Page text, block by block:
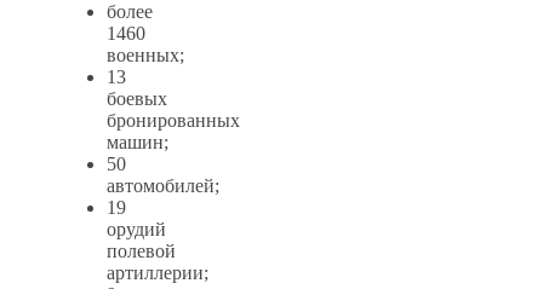
более
1460
военных;
13
боевых
бронированных
машин;
50
автомобилей;
19
орудий
полевой
артиллерии;